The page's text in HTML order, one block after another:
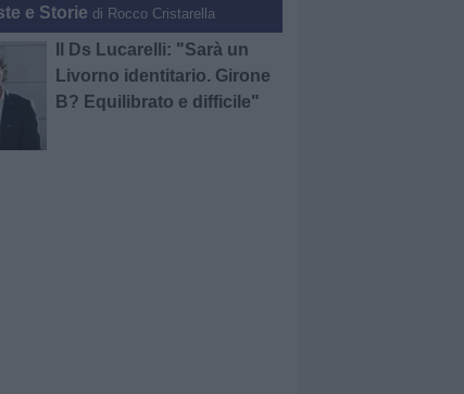
e Storie di Rocco Cristarella
Il Ds Lucarelli: "Sarà un
Livorno identitario. Girone
B? Equilibrato e difficile"